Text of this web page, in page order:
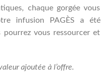
chaque gorgée vous
infusion PAGÈS a été
vous ressourcer et
ajoutée à l’offre.